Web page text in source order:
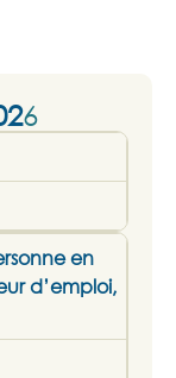
6
en
d’emploi,